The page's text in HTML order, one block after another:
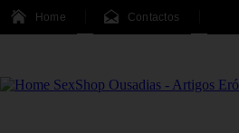
Home Contactos